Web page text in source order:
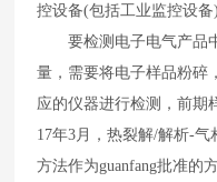
控设备(包括工业监控设备
要检测电子电气产品
量，需要将电子样品粉碎
应的仪器进行检测，前期
17年3 月，热裂解/解析-气
方法作为guanfang批准的